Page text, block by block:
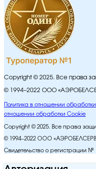
Copyright © 2025. Все права
© 1994–2022 ООО
Политика в отношении
отношении обработки Cookie
Copyright © 2025. Все права
© 1994–2022 ООО
Свидетельство о регистрации №